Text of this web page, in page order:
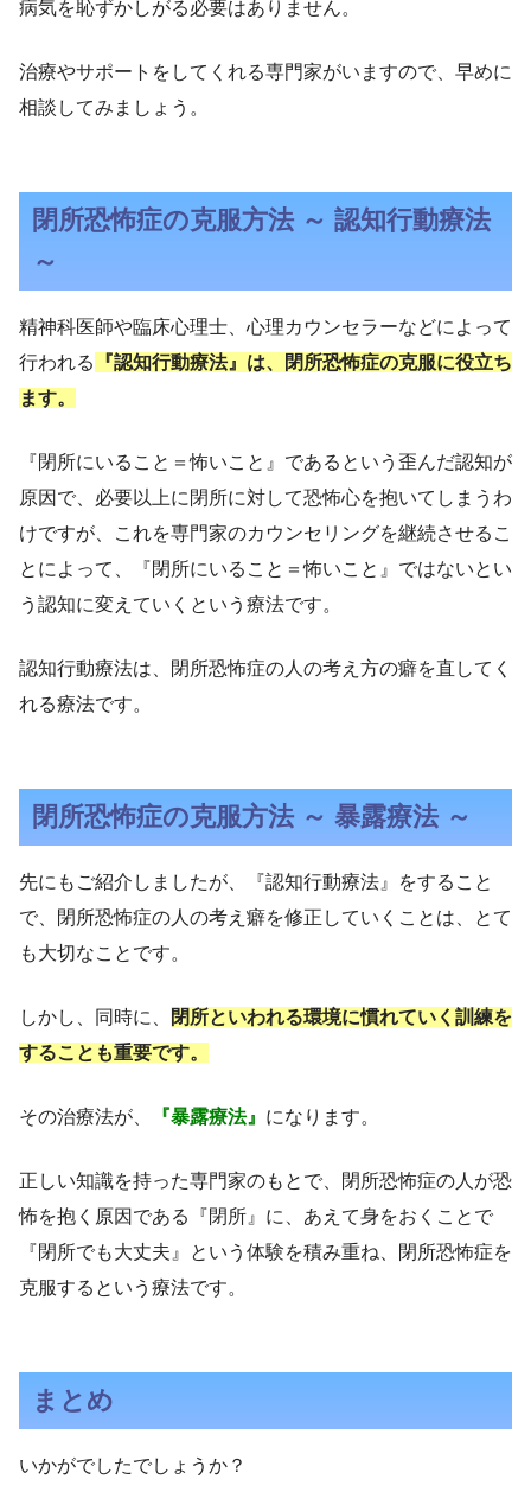
病気を恥ずかしがる必要はありません。
治療やサポートをしてくれる専門家がいますので、早めに
相談してみましょう。
閉所恐怖症の克服方法 ～ 認知行動療法
～
精神科医師や臨床心理士、心理カウンセラーなどによって
行われる
『認知行動療法』は、閉所恐怖症の克服に役立ち
ます。
『閉所にいること＝怖いこと』であるという歪んだ認知が
原因で、必要以上に閉所に対して恐怖心を抱いてしまうわ
けですが、これを専門家のカウンセリングを継続させるこ
とによって、『閉所にいること＝怖いこと』ではないとい
う認知に変えていくという療法です。
認知行動療法は、閉所恐怖症の人の考え方の癖を直してく
れる療法です。
閉所恐怖症の克服方法 ～ 暴露療法 ～
先にもご紹介しましたが、『認知行動療法』をすること
で、閉所恐怖症の人の考え癖を修正していくことは、とて
も大切なことです。
しかし、同時に、
閉所といわれる環境に慣れていく訓練を
することも重要です。
その治療法が、 『暴露療法』 になります。
正しい知識を持った専門家のもとで、閉所恐怖症の人が恐
怖を抱く原因である『閉所』に、あえて身をおくことで
『閉所でも大丈夫』という体験を積み重ね、閉所恐怖症を
克服するという療法です。
まとめ
いかがでしたでしょうか？